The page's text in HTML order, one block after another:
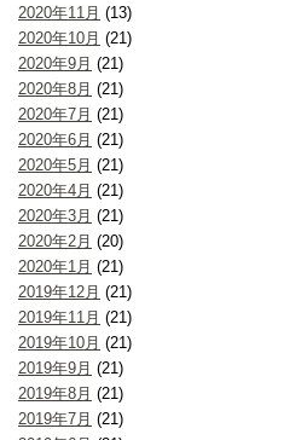
2020年11月 (13)
2020年10月 (21)
2020年9月 (21)
2020年8月 (21)
2020年7月 (21)
2020年6月 (21)
2020年5月 (21)
2020年4月 (21)
2020年3月 (21)
2020年2月 (20)
2020年1月 (21)
2019年12月 (21)
2019年11月 (21)
2019年10月 (21)
2019年9月 (21)
2019年8月 (21)
2019年7月 (21)